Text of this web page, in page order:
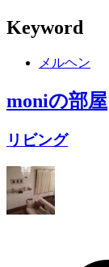
Keyword
メルヘン
moniの部屋
リビング